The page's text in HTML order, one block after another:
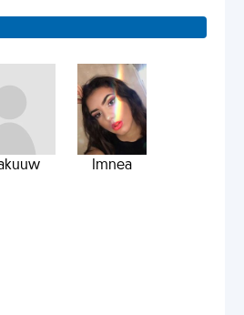
Imnea